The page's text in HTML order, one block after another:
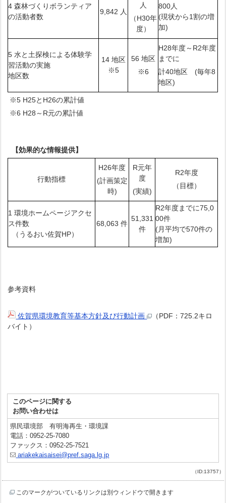
4 森林づくりボランティア
の活動者数
9,842 人
人
（H30年
度）
800人
(現状から1割の増
加)
5 水と土探検による体験学
習活動の実施
地区数
14 地区
※5
56 地区
※6
H28年度～R2年度
までに
計40地区 (毎年8
地区)
※5 H25とH26の累計値
※6 H28～R元の累計値
【効果的な情報提供】
行動指標
H26年度
(計画策定
時)
R元年
度
(実績)
R2年度
（目標）
1 環境ホームページアクセ
ス件数
（うるおい佐賀HP）
68,063 件
51,331
件
R2年度までに75,0
00件
(月平均で570件の
増加)
参考資料
佐賀県環境教育等基本方針及び行動計画
（PDF：725.2キロ
バイト）
このページに関する
お問い合わせは
県民環境部 有明海再生・環境課
電話：0952-25-7080
ファックス：0952-25-7521
ariakekaisaisei@pref.saga.lg.jp
（ID:13757）
このマークがついているリンクは別ウィンドウで開きます